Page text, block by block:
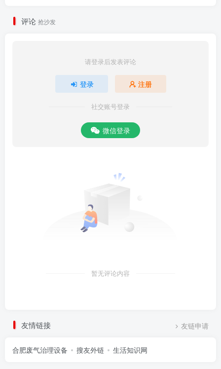
评论 抢沙发
请登录后发表评论
登录 注册
社交账号登录
微信登录
暂无评论内容
友情链接 友链申请
合肥废气治理设备 搜友外链 生活知识网